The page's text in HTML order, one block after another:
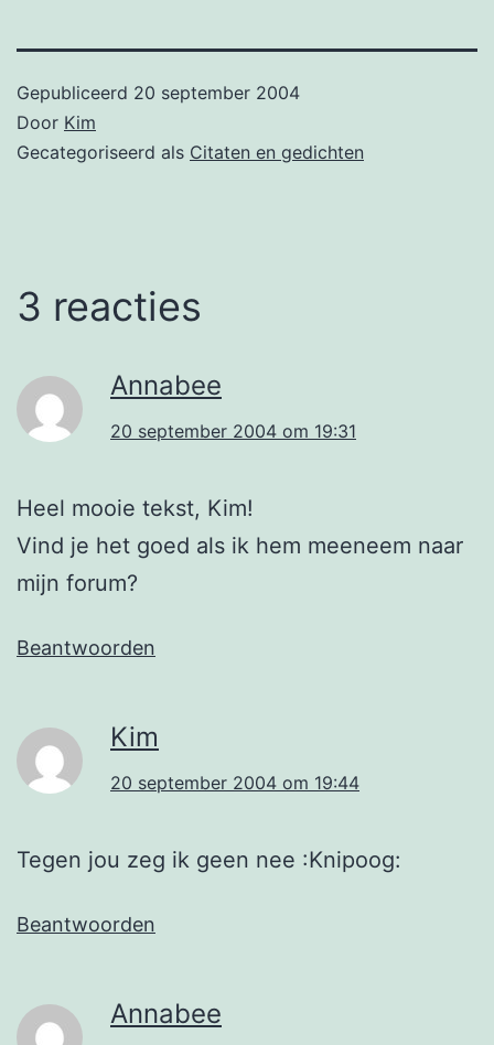
Gepubliceerd 20 september 2004
Door Kim
Gecategoriseerd als Citaten en gedichten
3 reacties
Annabee
20 september 2004 om 19:31
Heel mooie tekst, Kim!
Vind je het goed als ik hem meeneem naar
mijn forum?
Beantwoorden
Kim
20 september 2004 om 19:44
Tegen jou zeg ik geen nee :Knipoog:
Beantwoorden
Annabee